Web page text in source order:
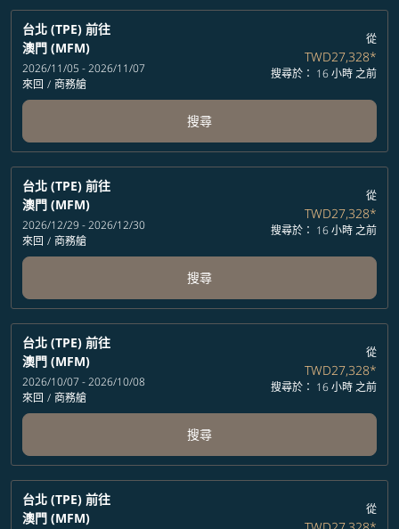
台北 (TPE) 前往
澳門 (MFM)
2026/11/05 - 2026/11/07
來回 / 商務艙
從
TWD27,328*
搜尋於： 16 小時 之前
搜尋
台北 (TPE) 前往
澳門 (MFM)
2026/12/29 - 2026/12/30
來回 / 商務艙
從
TWD27,328*
搜尋於： 16 小時 之前
搜尋
台北 (TPE) 前往
澳門 (MFM)
2026/10/07 - 2026/10/08
來回 / 商務艙
從
TWD27,328*
搜尋於： 16 小時 之前
搜尋
台北 (TPE) 前往
澳門 (MFM)
從